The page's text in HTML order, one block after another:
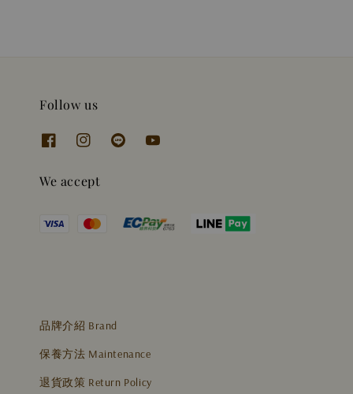
Follow us
We accept
品牌介紹 Brand
保養方法 Maintenance
退貨政策 Return Policy